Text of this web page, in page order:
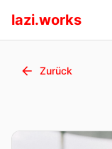
lazi.works
Zurück